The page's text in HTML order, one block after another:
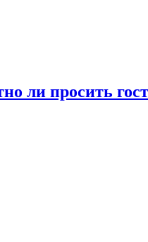
ли просить